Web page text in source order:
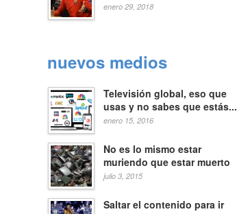
enero 29, 2018
nuevos medios
Televisión global, eso que
usas y no sabes que estás...
enero 15, 2016
No es lo mismo estar
muriendo que estar muerto
julio 3, 2015
Saltar el contenido para ir